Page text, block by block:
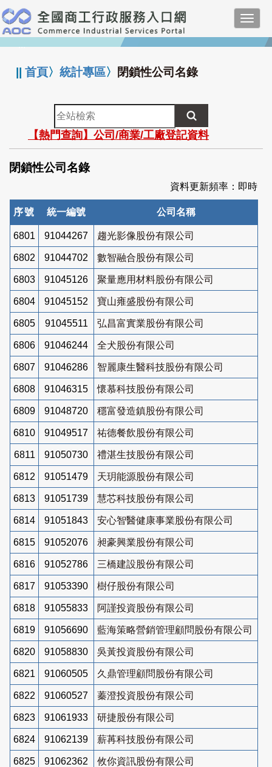
跳
到
主
要
:::
||首頁〉統計專區〉 閉鎖性公司名錄
全
站
檢
索
【熱門查詢】公司/商業/工廠登記資料
閉鎖性公司名錄
資料更新頻率：即時
序號 統一編號 公司名稱
6801 91044267 趨光影像股份有限公司
6802 91044702 數智融合股份有限公司
6803 91045126 聚量應用材料股份有限公司
6804 91045152 寶山雍盛股份有限公司
6805 91045511 弘昌富實業股份有限公司
6806 91046244 全犬股份有限公司
6807 91046286 智麗康生醫科技股份有限公司
6808 91046315 懷慕科技股份有限公司
6809 91048720 穩富發造鎮股份有限公司
6810 91049517 祐德餐飲股份有限公司
6811 91050730 禮湛生技股份有限公司
6812 91051479 天玥能源股份有限公司
6813 91051739 慧芯科技股份有限公司
6814 91051843 安心智醫健康事業股份有限公司
6815 91052076 昶豪興業股份有限公司
6816 91052786 三橋建設股份有限公司
6817 91053390 樹仔股份有限公司
6818 91055833 阿謹投資股份有限公司
6819 91056690 藍海策略營銷管理顧問股份有限公司
6820 91058830 吳黃投資股份有限公司
6821 91060505 久鼎管理顧問股份有限公司
6822 91060527 蓁澄投資股份有限公司
6823 91061933 研捷股份有限公司
6824 91062139 薪苒科技股份有限公司
6825 91062362 攸你資訊股份有限公司